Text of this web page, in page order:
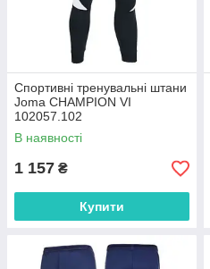
Спортивні тренувальні штани
Joma CHAMPION VI
102057.102
В наявності
1 157 ₴
Купити